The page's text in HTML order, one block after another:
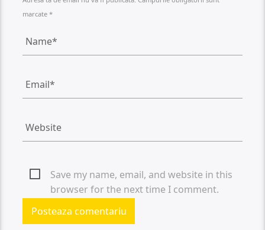
marcate *
Save my name, email, and website in this
browser for the next time I comment.